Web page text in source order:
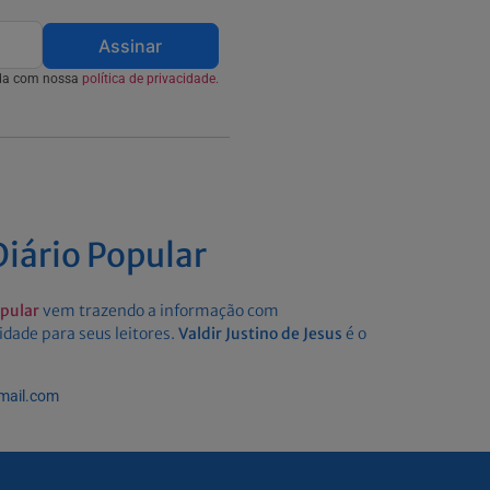
Assinar
com nossa política de privacidade.
Popular
vem trazendo a informação com
para seus leitores. Valdir Justino de Jesus é o